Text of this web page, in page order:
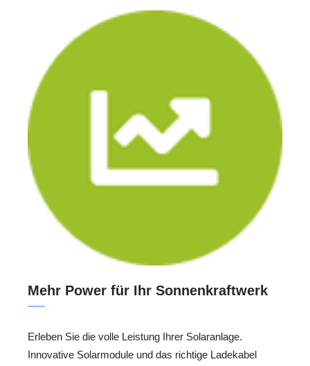
Mehr Power für Ihr Sonnenkraftwerk
Erleben Sie die volle Leistung Ihrer Solaranlage.
Innovative Solarmodule und das richtige Ladekabel